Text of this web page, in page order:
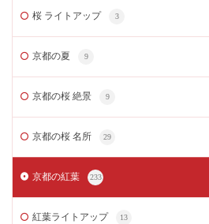
桜 ライトアップ 3
京都の夏 9
京都の桜 絶景 9
京都の桜 名所 29
京都の紅葉 233
紅葉ライトアップ 13